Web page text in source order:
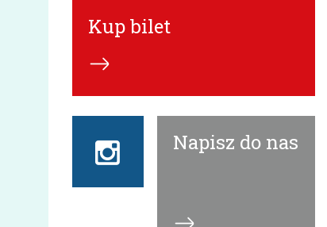
Kup bilet
Instagram
ECN
Napisz do nas